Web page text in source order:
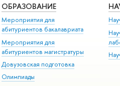
ОБРАЗОВАНИЕ
Мероприятия для
абитуриентов бакалавриата
Мероприятия для
абитуриентов магистратуры
Довузовская подготовка
Олимпиады